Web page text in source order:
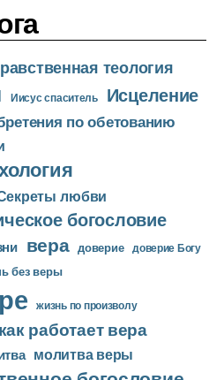
теология
Иисус спаситель Исцеление
по обетованию
любви
богословие
вера доверие доверие Богу
без веры
жизнь по произволу
как работает вера
молитва веры